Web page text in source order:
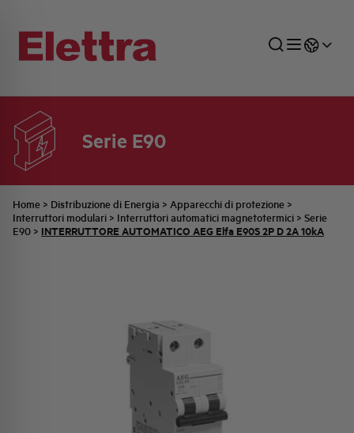
Serie E90
Home > Distribuzione di Energia > Apparecchi di protezione >
Interruttori modulari > Interruttori automatici magnetotermici > Serie
E90 > INTERRUTTORE AUTOMATICO AEG Elfa E90S 2P D 2A 10kA
SETTORI
INDUSTRIALE
DISTRIBUZIONE DI ENERGIA
AUTOMAZIONE INDUSTRIALE
RETE COMMERCIALE
UFFICIO TECNICO
PREVENTIVAZIONE
COMMESSE QUADRI
AZIENDA
FAMIGLIA BELLINI
IDENTITÀ AZIENDALE
TUTTE LE NEWS
ULTIME NOTIZIE ISTITUZIONALI
JOB CAREERS
PARTNER